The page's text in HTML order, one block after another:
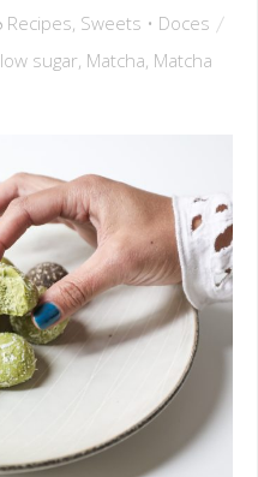
Recipes, Sweets • Doces
low sugar, Matcha, Matcha